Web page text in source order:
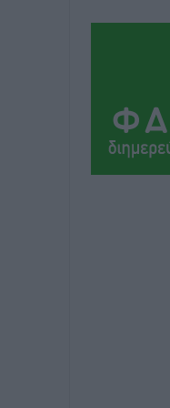
Γ.Σ.
Janni
Αθλητικά•